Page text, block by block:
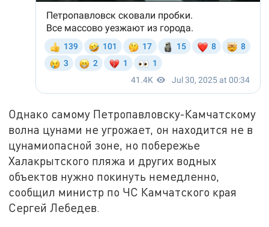
Однако самому Петропавловску-Камчатскому
волна цунами не угрожает, он находится не в
цунамиопасной зоне, но побережье
Халакрытского пляжа и других водных
объектов нужно покинуть немедленно,
сообщил министр по ЧС Камчатского края
Сергей Лебедев.